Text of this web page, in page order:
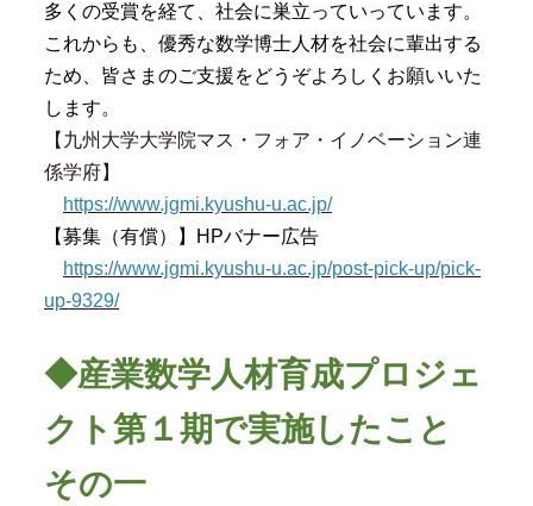
多くの受賞を経て、社会に巣立っていっています。
これからも、優秀な数学博士人材を社会に輩出する
ため、皆さまのご支援をどうぞよろしくお願いいた
します。
【九州大学大学院マス・フォア・イノベーション連
係学府】
https://www.jgmi.kyushu-u.ac.jp/
【募集（有償）】HPバナー広告
https://www.jgmi.kyushu-u.ac.jp/post-pick-up/pick-
up-9329/
◆産業数学人材育成プロジェ
クト第１期で実施したこと
その一